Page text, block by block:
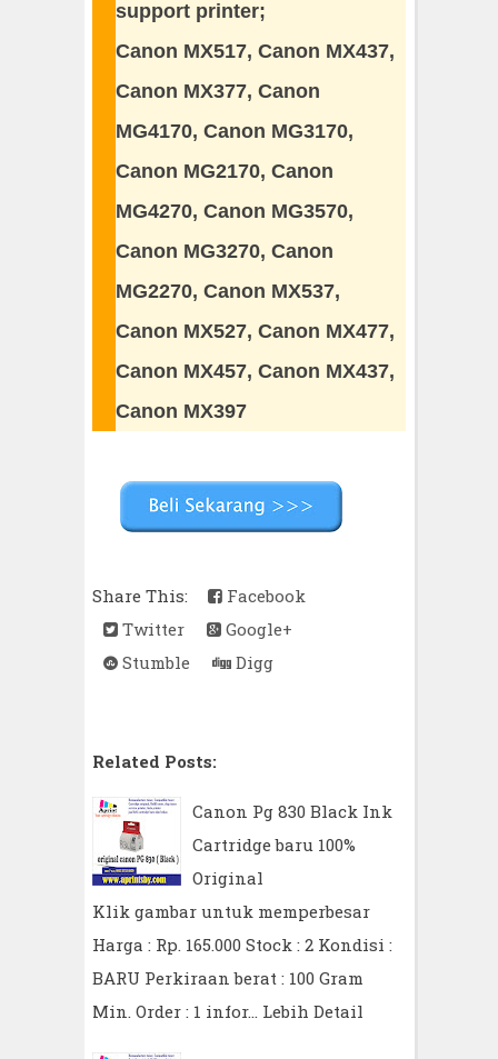
support printer;
Canon MX517, Canon MX437,
Canon MX377, Canon
MG4170, Canon MG3170,
Canon MG2170, Canon
MG4270, Canon MG3570,
Canon MG3270, Canon
MG2270, Canon MX537,
Canon MX527, Canon MX477,
Canon MX457, Canon MX437,
Canon MX397
Share This:
Facebook
Twitter
Google+
Stumble
Digg
Related Posts:
Canon Pg 830 Black Ink
Cartridge baru 100%
Original
Klik gambar untuk memperbesar
Harga : Rp. 165.000 Stock : 2 Kondisi :
BARU Perkiraan berat : 100 Gram
Min. Order : 1 infor…
Lebih Detail